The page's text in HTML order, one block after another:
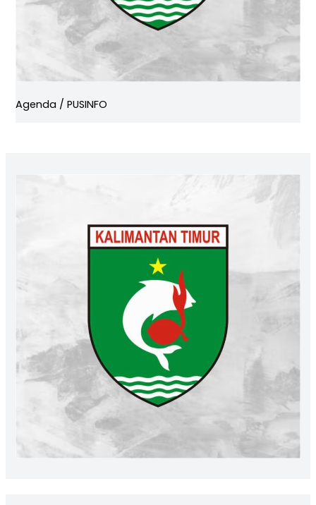
Agenda /PUSINFO